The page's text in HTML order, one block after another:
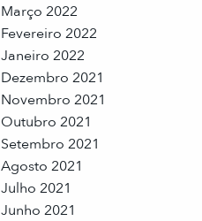
Março 2022
Fevereiro 2022
Janeiro 2022
Dezembro 2021
Novembro 2021
Outubro 2021
Setembro 2021
Agosto 2021
Julho 2021
Junho 2021